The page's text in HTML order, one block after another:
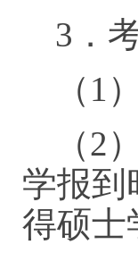
3．
（1
（2
学报到
得硕士